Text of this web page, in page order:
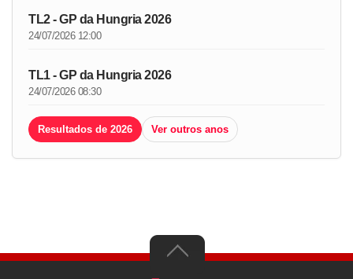
TL2 - GP da Hungria 2026
24/07/2026 12:00
TL1 - GP da Hungria 2026
24/07/2026 08:30
Resultados de 2026 Ver outros anos